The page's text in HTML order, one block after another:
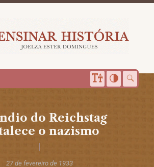
do Reichstag
o nazismo
27 de fevereiro de 1933